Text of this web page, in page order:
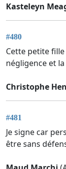
Kasteleyn
#480
Cette petite
négligence et
Christophe
#481
Je signe car
être sans